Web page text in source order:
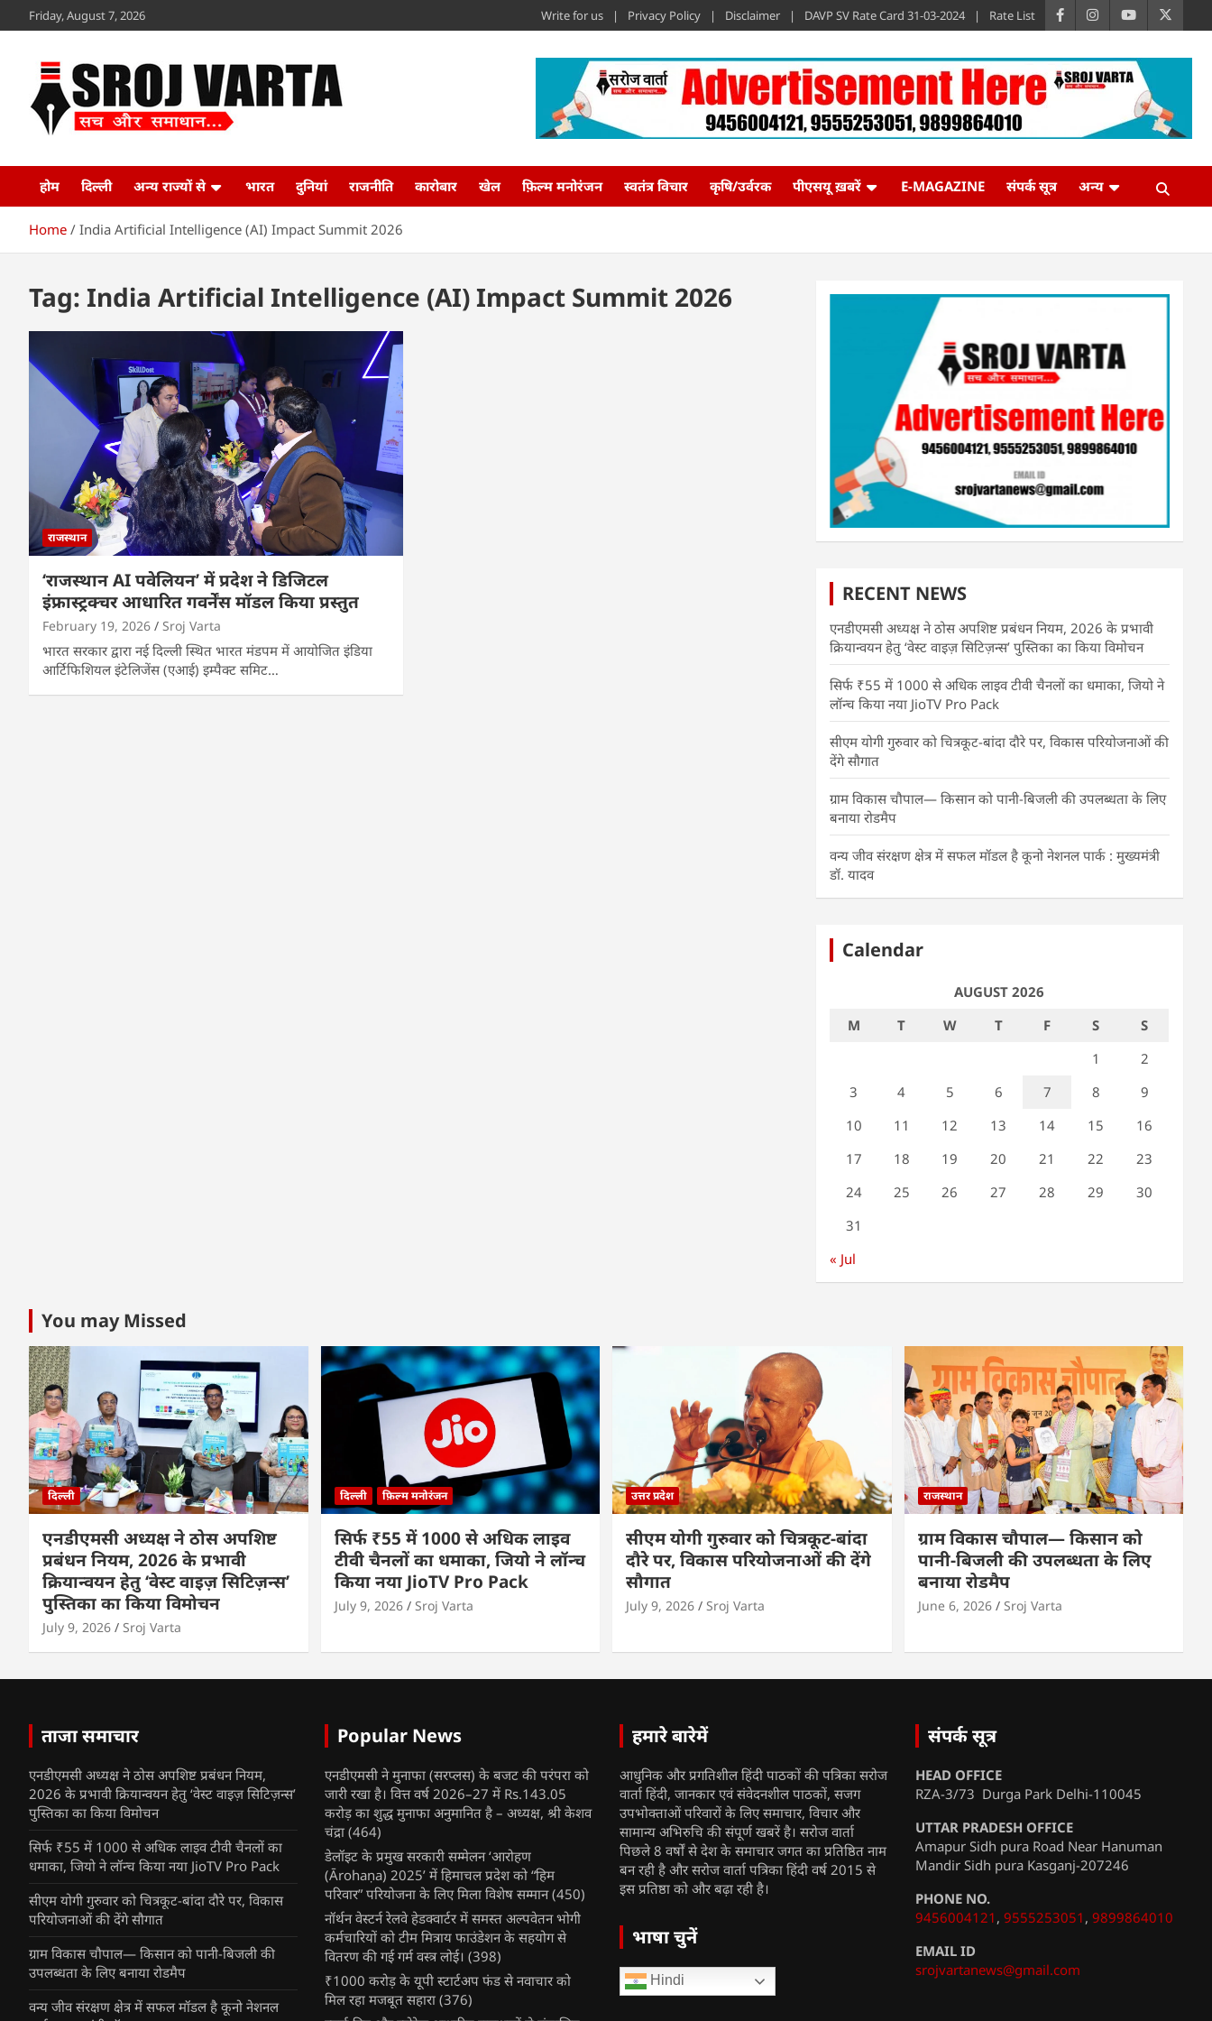
to
Friday, August 7, 2026 Write for us Privacy Policy Disclaimer DAVP SV Rate Card 31-03-2024 Rate List
Sroj Varta
होम दिल्ली अन्य राज्यों से भारत दुनियां राजनीति कारोबार खेल फ़िल्म मनोरंजन स्वतंत्र विचार कृषि/उर्वरक पीएसयू ख़बरें E-MAGAZINE संपर्क सूत्र अन्य
Home India Artificial Intelligence (AI) Impact Summit 2026
Tag: India Artificial Intelligence (AI) Impact Summit 2026
राजस्थान
‘राजस्थान AI पवेलियन’ में प्रदेश ने डिजिटल
इंफ्रास्ट्रक्चर आधारित गवर्नेंस मॉडल किया प्रस्तुत
February 19, 2026 Sroj Varta
भारत सरकार द्वारा नई दिल्ली स्थित भारत मंडपम में आयोजित इंडिया
आर्टिफिशियल इंटेलिजेंस (एआई) इम्पैक्ट समिट…
RECENT NEWS
एनडीएमसी अध्यक्ष ने ठोस अपशिष्ट प्रबंधन नियम, 2026 के प्रभावी
क्रियान्वयन हेतु ‘वेस्ट वाइज़ सिटिज़न्स’ पुस्तिका का किया विमोचन
सिर्फ ₹55 में 1000 से अधिक लाइव टीवी चैनलों का धमाका, जियो ने
लॉन्च किया नया JioTV Pro Pack
सीएम योगी गुरुवार को चित्रकूट-बांदा दौरे पर, विकास परियोजनाओं की
देंगे सौगात
ग्राम विकास चौपाल— किसान को पानी-बिजली की उपलब्धता के लिए
बनाया रोडमैप
वन्य जीव संरक्षण क्षेत्र में सफल मॉडल है कूनो नेशनल पार्क : मुख्यमंत्री
डॉ. यादव
Calendar
AUGUST 2026
M
T W T F S
S
1
2
3
4 5 6 7 8
9
10
11 12 13 14 15
16
17
18 19 20 21 22
23
24
25 26 27 28 29
30
31
« Jul
You may Missed
दिल्ली
एनडीएमसी अध्यक्ष ने ठोस अपशिष्ट
प्रबंधन नियम, 2026 के प्रभावी
क्रियान्वयन हेतु ‘वेस्ट वाइज़ सिटिज़न्स’
पुस्तिका का किया विमोचन
July 9, 2026 Sroj Varta
दिल्ली फ़िल्म मनोरंजन
सिर्फ ₹55 में 1000 से अधिक लाइव
टीवी चैनलों का धमाका, जियो ने लॉन्च
किया नया JioTV Pro Pack
July 9, 2026 Sroj Varta
उत्तर प्रदेश
सीएम योगी गुरुवार को चित्रकूट-बांदा
दौरे पर, विकास परियोजनाओं की देंगे
सौगात
July 9, 2026 Sroj Varta
राजस्थान
ग्राम विकास चौपाल— किसान को
पानी-बिजली की उपलब्धता के लिए
बनाया रोडमैप
June 6, 2026 Sroj Varta
ताजा समाचार
एनडीएमसी अध्यक्ष ने ठोस अपशिष्ट प्रबंधन नियम,
2026 के प्रभावी क्रियान्वयन हेतु ‘वेस्ट वाइज़ सिटिज़न्स’
पुस्तिका का किया विमोचन
सिर्फ ₹55 में 1000 से अधिक लाइव टीवी चैनलों का
धमाका, जियो ने लॉन्च किया नया JioTV Pro Pack
सीएम योगी गुरुवार को चित्रकूट-बांदा दौरे पर, विकास
परियोजनाओं की देंगे सौगात
ग्राम विकास चौपाल— किसान को पानी-बिजली की
उपलब्धता के लिए बनाया रोडमैप
वन्य जीव संरक्षण क्षेत्र में सफल मॉडल है कूनो नेशनल
Popular News
एनडीएमसी ने मुनाफा (सरप्लस) के बजट की परंपरा को
जारी रखा है। वित्त वर्ष 2026–27 में Rs.143.05
करोड़ का शुद्ध मुनाफा अनुमानित है – अध्यक्ष, श्री केशव
चंद्रा (464)
डेलॉइट के प्रमुख सरकारी सम्मेलन ‘आरोहण
(Ārohaṇa) 2025’ में हिमाचल प्रदेश को “हिम
परिवार” परियोजना के लिए मिला विशेष सम्मान (450)
नॉर्थन वेस्टर्न रेलवे हेडक्वार्टर में समस्त अल्पवेतन भोगी
कर्मचारियों को टीम मित्राय फाउंडेशन के सहयोग से
वितरण की गई गर्म वस्त्र लोई। (398)
₹1000 करोड़ के यूपी स्टार्टअप फंड से नवाचार को
मिल रहा मजबूत सहारा (376)
हमारे बारेमें
आधुनिक और प्रगतिशील हिंदी पाठकों की पत्रिका सरोज
वार्ता हिंदी, जानकार एवं संवेदनशील पाठकों, सजग
उपभोक्ताओं परिवारों के लिए समाचार, विचार और
सामान्य अभिरुचि की संपूर्ण खबरें है। सरोज वार्ता
पिछले 8 वर्षों से देश के समाचार जगत का प्रतिष्ठित नाम
बन रही है और सरोज वार्ता पत्रिका हिंदी वर्ष 2015 से
इस प्रतिष्ठा को और बढ़ा रही है।
भाषा चुनें
Hindi
संपर्क सूत्र
HEAD OFFICE
RZA-3/73 Durga Park Delhi-110045
UTTAR PRADESH OFFICE
Amapur Sidh pura Road Near Hanuman
Mandir Sidh pura Kasganj-207246
PHONE NO.
9456004121 , 9555253051 , 9899864010
EMAIL ID
srojvartanews@gmail.com